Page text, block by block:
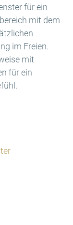
für ein
mit dem
im Freien.
mit
für ein